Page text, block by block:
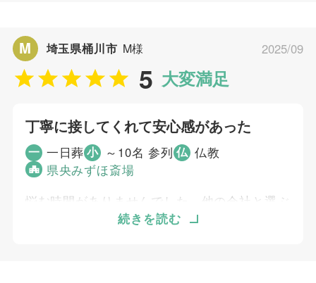
気持ちが暖かくなりました。
個別評価
事前相談 4
お迎え対応
打ち合わせの対応
ご葬儀当日の対応 5
5 大変満足
M 埼玉県桶川市 M様 2025/09
丁寧に接してくれて安心感があった
一 一日葬小 ～10名 参列 仏 仏教
県央みずほ斎場
悩む時間がありませんでした。他の会社と選ぶ
間もなく、依頼せざるを得ない状況でした。正
続きを読む